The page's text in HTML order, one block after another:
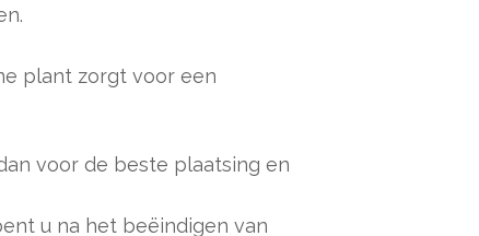
plant zorgt voor een
voor de beste plaatsing en
u na het beëindigen van